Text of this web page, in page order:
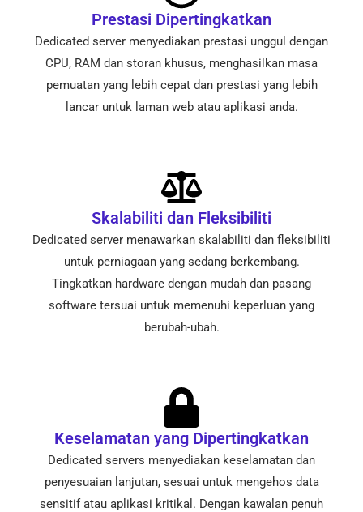
Prestasi Dipertingkatkan
Dedicated server menyediakan prestasi unggul dengan
CPU, RAM dan storan khusus, menghasilkan masa
pemuatan yang lebih cepat dan prestasi yang lebih
lancar untuk laman web atau aplikasi anda.
Skalabiliti dan Fleksibiliti
Dedicated server menawarkan skalabiliti dan fleksibiliti
untuk perniagaan yang sedang berkembang.
Tingkatkan hardware dengan mudah dan pasang
software tersuai untuk memenuhi keperluan yang
berubah-ubah.
Keselamatan yang Dipertingkatkan
Dedicated servers menyediakan keselamatan dan
penyesuaian lanjutan, sesuai untuk mengehos data
sensitif atau aplikasi kritikal. Dengan kawalan penuh